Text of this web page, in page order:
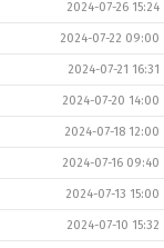
2024-07-26 15:24
2024-07-22 09:00
2024-07-21 16:31
2024-07-20 14:00
2024-07-18 12:00
2024-07-16 09:40
2024-07-13 15:00
2024-07-10 15:32